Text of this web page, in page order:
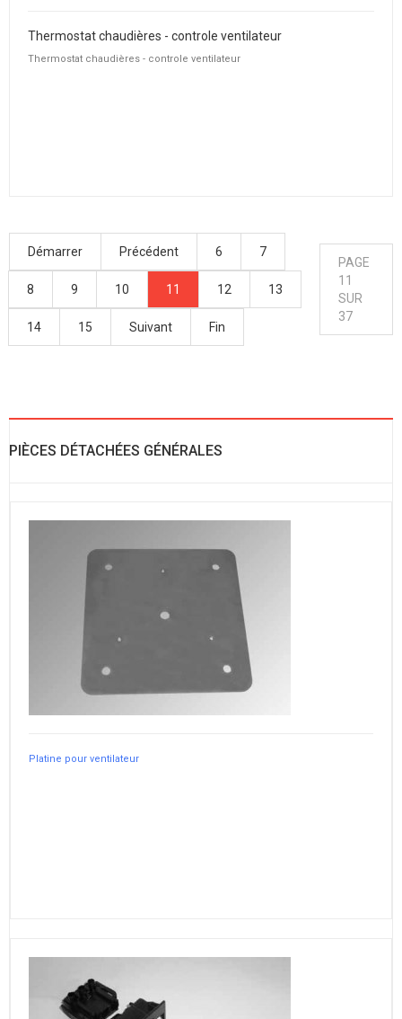
Thermostat chaudières - controle ventilateur
Thermostat chaudières - controle ventilateur
Démarrer Précédent 6 7
8 9 10 11 12 13
14 15 Suivant Fin
PAGE
11
SUR
37
PIÈCES DÉTACHÉES GÉNÉRALES
Platine pour ventilateur